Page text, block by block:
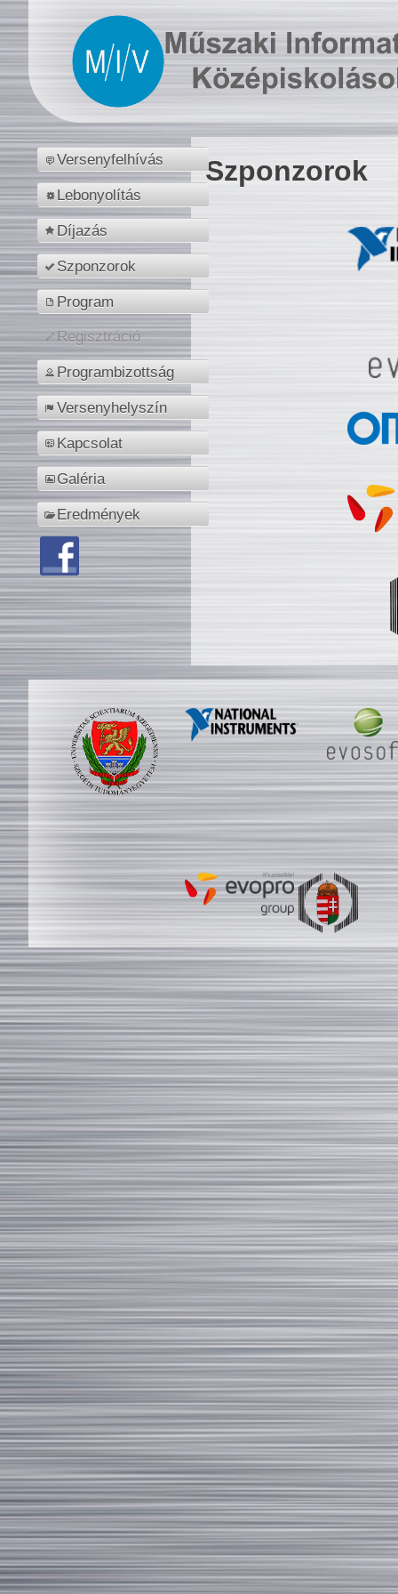
Versenyfelhívás
Lebonyolítás
Díjazás
Szponzorok
Program
Regisztráció
Programbizottság
Versenyhelyszín
Kapcsolat
Galéria
Eredmények
Szponzorok